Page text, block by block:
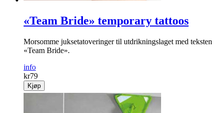
«Team Bride» temporary tattoos
Morsomme juksetatoveringer til utdrikningslaget med teksten
«Team Bride».
info
kr79
Kjøp